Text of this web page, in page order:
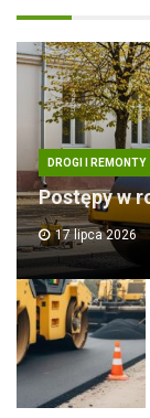
DROGI I REMONTY
Postępy w
17 lipca 2026